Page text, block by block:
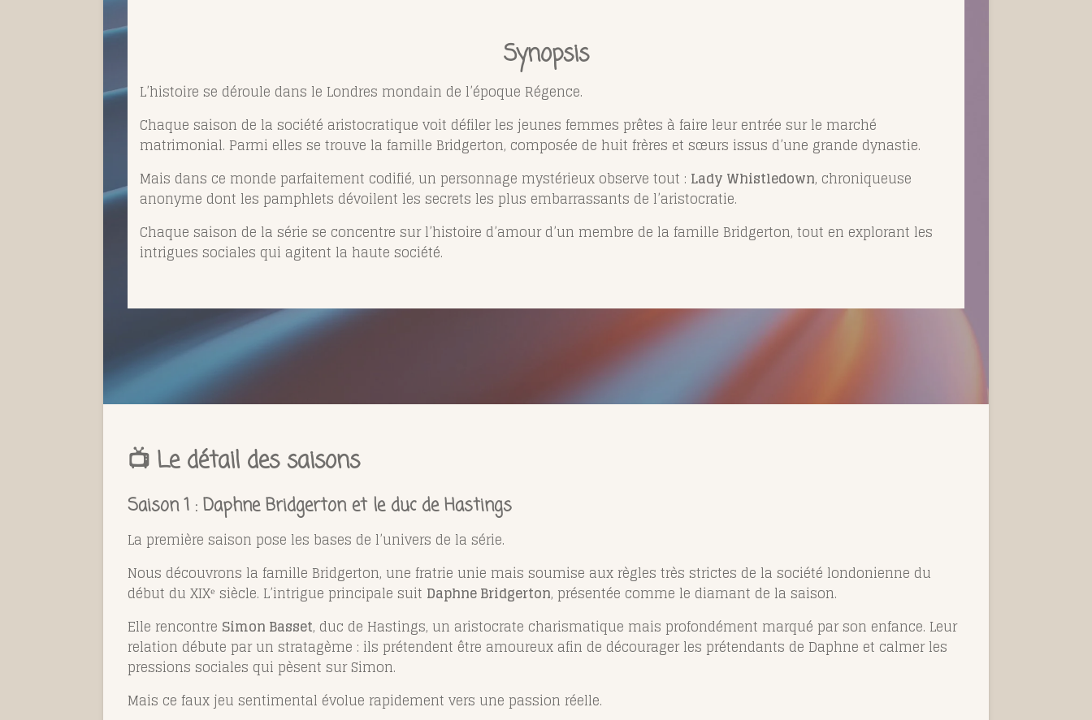
Synopsis
L’histoire se déroule dans le Londres mondain de l’époque Régence.
Chaque saison de la société aristocratique voit défiler les jeunes femmes prêtes à faire leur entrée sur le marché
matrimonial. Parmi elles se trouve la famille Bridgerton, composée de huit frères et sœurs issus d’une grande dynastie.
Mais dans ce monde parfaitement codifié, un personnage mystérieux observe tout : Lady Whistledown, chroniqueuse
anonyme dont les pamphlets dévoilent les secrets les plus embarrassants de l’aristocratie.
Chaque saison de la série se concentre sur l’histoire d’amour d’un membre de la famille Bridgerton, tout en explorant les
intrigues sociales qui agitent la haute société.
📺 Le détail des saisons
Saison 1 : Daphne Bridgerton et le duc de Hastings
La première saison pose les bases de l’univers de la série.
Nous découvrons la famille Bridgerton, une fratrie unie mais soumise aux règles très strictes de la société londonienne du
début du XIXᵉ siècle. L’intrigue principale suit Daphne Bridgerton, présentée comme le diamant de la saison.
Elle rencontre Simon Basset, duc de Hastings, un aristocrate charismatique mais profondément marqué par son enfance. Leur
relation débute par un stratagème : ils prétendent être amoureux afin de décourager les prétendants de Daphne et calmer les
pressions sociales qui pèsent sur Simon.
Mais ce faux jeu sentimental évolue rapidement vers une passion réelle.